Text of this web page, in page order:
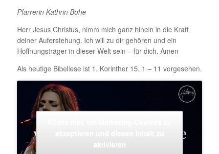
Pfarrerin Kathrin Bohe
Herr Jesus Christus, nimm mich ganz hinein in die Kraft
deiner Auferstehung. Ich will zu dir gehören und ein
Hoffnungsträger in dieser Welt sein – für dich. Amen
Als heutige Bibellese ist 1. Korinther 15, 1 – 11 vorgesehen.
aktivieren